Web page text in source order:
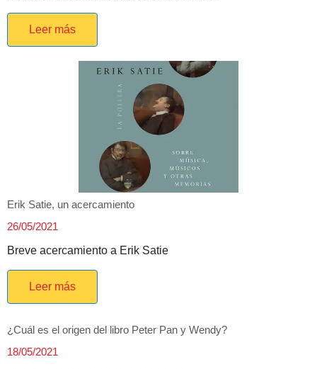
Leer más
Erik Satie, un acercamiento
26/05/2021
Breve acercamiento a Erik Satie
Leer más
¿Cuál es el origen del libro Peter Pan y Wendy?
18/05/2021